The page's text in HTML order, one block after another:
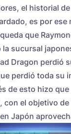
el historial
es por ese
que
la sucursal
Dragon perdió
perdió toda su
de esto hizo
con el objetivo
Japón